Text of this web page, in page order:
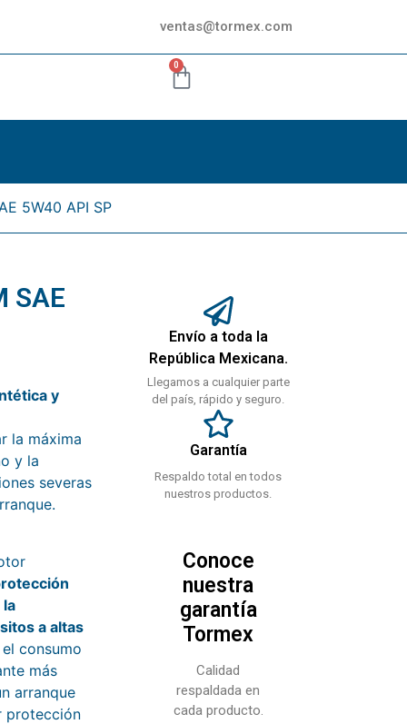
ventas@tormex.com
0
5W40 API SP
SAE
y
la máxima
y la
severas
a altas
consumo
más
arranque
protección
Envío a toda la
República Mexicana.
Llegamos a cualquier parte
del país, rápido y seguro.
Garantía
Respaldo total en todos
nuestros productos.
Conoce
nuestra
garantía
Tormex
Calidad
respaldada en
cada producto.